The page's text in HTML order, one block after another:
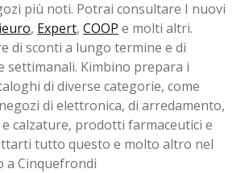
più noti. Potrai consultare I nuovi
, Expert, COOP e molti altri.
di sconti a lungo termine e di
settimanali. Kimbino prepara i
di diverse categorie, come
di elettronica, di arredamento,
calzature, prodotti farmaceutici e
tutto questo e molto altro nel
a Cinquefrondi